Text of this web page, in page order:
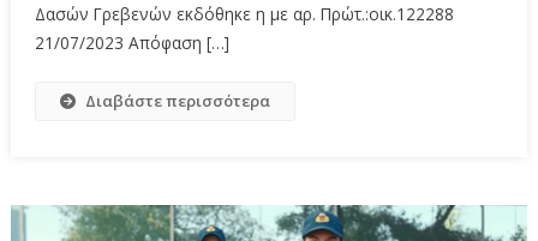
Δασών Γρεβενών εκδόθηκε η με αρ. Πρώτ.:οικ.122288
21/07/2023 Απόφαση […]
Διαβάστε περισσότερα